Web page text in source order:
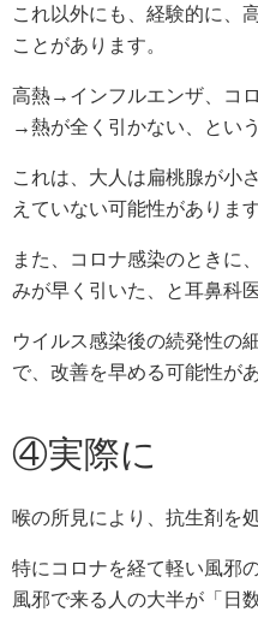
これ以外にも、経験的に、
ことがあります。
高熱→インフルエンザ、コ
→熱が全く引かない、とい
これは、大人は扁桃腺が小
えていない可能性があります
また、コロナ感染のときに
みが早く引いた、と耳鼻科
ウイルス感染後の続発性の
で、改善を早める可能性が
④実際に
喉の所見により、抗生剤を
特にコロナを経て軽い風邪
風邪で来る人の大半が「日